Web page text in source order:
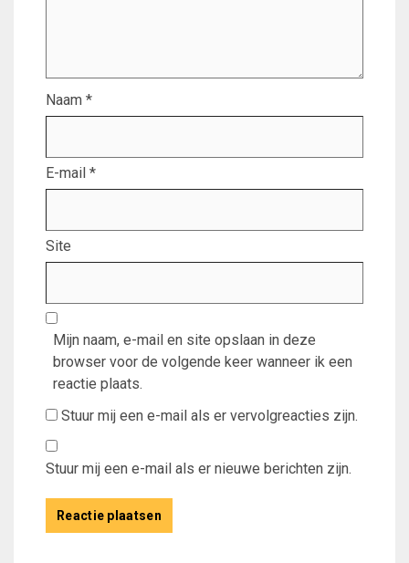
Naam *
E-mail *
Site
Mijn naam, e-mail en site opslaan in deze
browser voor de volgende keer wanneer ik een
reactie plaats.
Stuur mij een e-mail als er vervolgreacties zijn.
Stuur mij een e-mail als er nieuwe berichten zijn.